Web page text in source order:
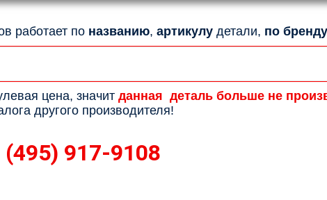
работает по названию, артикулу детали, по бренду
цена, значит данная деталь больше не
другого производителя!
(495) 917-9108